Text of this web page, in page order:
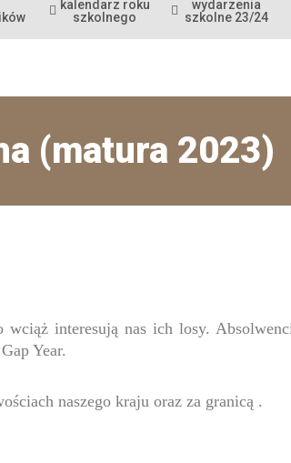
kalendarz roku
szkolnego
wydarzenia
szkolne 23/24
(matura 2023)
interesują nas ich losy.
Year.
naszego kraju oraz za granicą .